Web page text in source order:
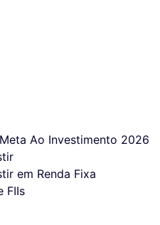
Ao Investimento 2026
em Renda Fixa
FIIs